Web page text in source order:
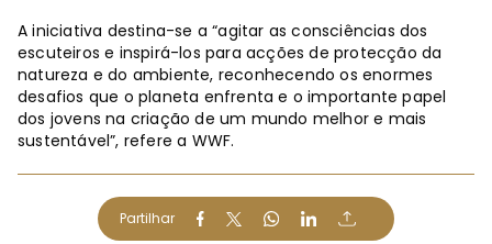
A iniciativa destina-se a “agitar as consciências dos
escuteiros e inspirá-los para acções de protecção da
natureza e do ambiente, reconhecendo os enormes
desafios que o planeta enfrenta e o importante papel
dos jovens na criação de um mundo melhor e mais
sustentável”, refere a WWF.
Partilhar